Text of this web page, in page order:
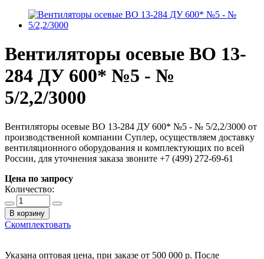
Вентиляторы осевые ВО 13-
284 ДУ 600* №5 - №
5/2,2/3000
Вентиляторы осевые ВО 13-284 ДУ 600* №5 - № 5/2,2/3000 от
производственной компании Суплер, осуществляем доставку
вентиляционного оборудования и комплектующих по всей
России, для уточнения заказа звоните +7 (499) 272-69-61
Цена по запросу
Количество:
В корзину
Скомплектовать
Указана оптовая цена, при заказе от 500 000 р. После